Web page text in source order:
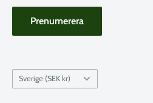
Prenumerera
Land
Sverige (SEK kr)